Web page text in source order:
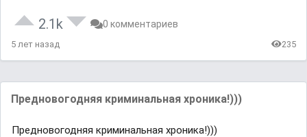
2.1k 0 комментариев
5 лет назад 235
Предновогодняя криминальная хроника!)))
Предновогодняя криминальная хроника!)))